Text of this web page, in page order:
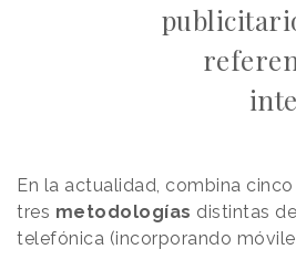
En la actualidad, combina cinco
tres metodologías distintas
telefónica (incorporando